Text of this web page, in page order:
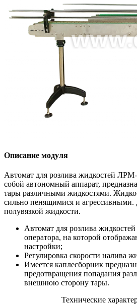
Описание модуля
Автомат для розлива жидкостей ЛРМ-
собой автономный аппарат,
тары различными жидкостями.
сильно пенящимися и агрессивными.
полувязкой жидкости.
Автомат для розлива
оператора, на которой
настройки;
Регулировка скорости налива
Имеется каплесборник
предотвращения попадания
внешнюю сторону тары.
Технические